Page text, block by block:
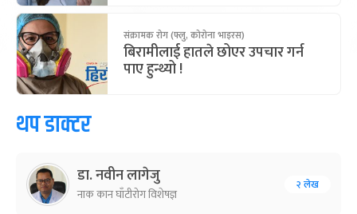
संक्रामक रोग (फ्लु, कोरोना भाइरस)
बिरामीलाई हातले छोएर उपचार गर्न
पाए हुन्थ्यो !
थप डाक्टर
डा. नवीन लागेजु
नाक कान घाँटीरोग विशेषज्ञ
२ लेख